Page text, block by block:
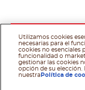
Utilizamos cookies
necesarias para el
cookies no esenciales
funcionalidad o
gestionar las cookies
opción de su
nuestra Política de